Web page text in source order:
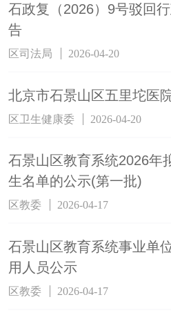
石政复（2026）9号驳回
告
区司法局 2026-04-20
北京市石景山区五里坨医
区卫生健康委 2026-04-20
石景山区教育系统2026年
生名单的公示(第一批)
区教委 2026-04-17
石景山区教育系统事业单
用人员公示
区教委 2026-04-17